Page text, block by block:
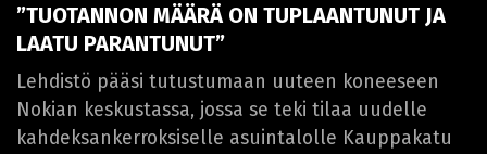
”TUOTANNON MÄÄRÄ ON TUPLAANTUNUT JA
LAATU PARANTUNUT”
Lehdistö pääsi tutustumaan uuteen koneeseen
Nokian keskustassa, jossa se teki tilaa uudelle
kahdeksankerroksiselle asuintalolle Kauppakatu